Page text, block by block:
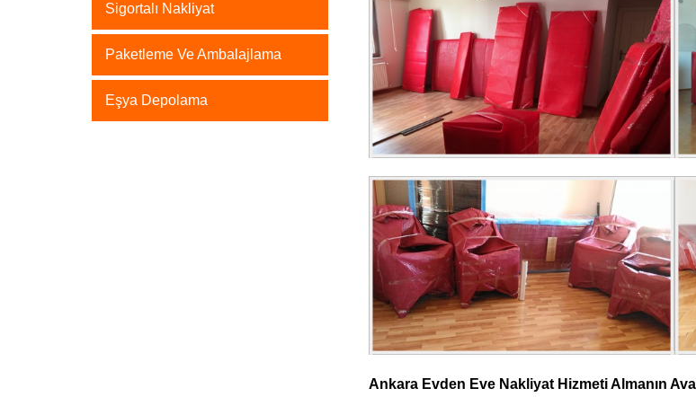
Sigortalı Nakliyat
Paketleme Ve Ambalajlama
Eşya Depolama
Ankara Evden Eve Nakliyat Hizmeti Almanın